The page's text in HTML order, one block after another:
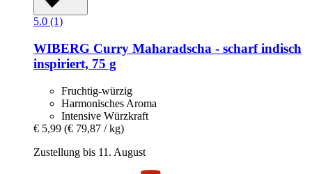
5.0 (1)
WIBERG Curry Maharadscha -​ scharf indisch
inspiriert, 75 g
Fruchtig-würzig
Harmonisches Aroma
Intensive Würzkraft
€ 5,99 (€ 79,87 / kg)
Zustellung bis 11. August